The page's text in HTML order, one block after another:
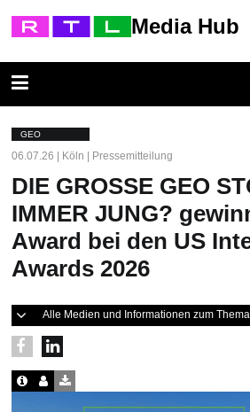
Media Hub
GEO
06.07.26 | Köln | Pressemitteilung
DIE GROSSE GEO
IMMER JUNG?
Award bei den US
Awards 2026
Alle Medien und Informationen zum Thema